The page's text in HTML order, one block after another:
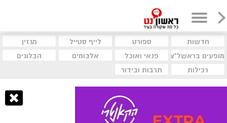
חדשות ספורט לייף סטייל
מגזין
מופעים בראשל"צ
פנאי ואוכל אלבומים
הבלוגים
רכילות
תרבות ובידור